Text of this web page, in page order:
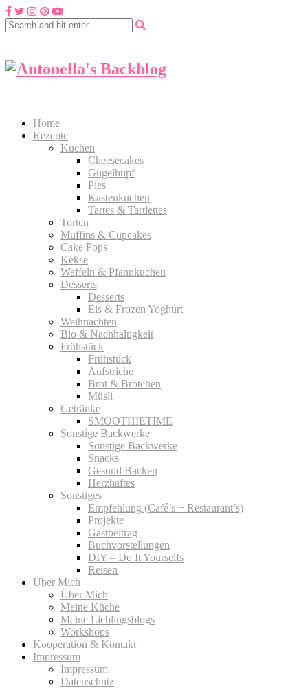
Home
Rezepte
Kuchen
Cheesecakes
Gugelhupf
Pies
Kastenkuchen
Tartes & Tartlettes
Torten
Muffins & Cupcakes
Cake Pops
Kekse
Waffeln & Pfannkuchen
Desserts
Desserts
Eis & Frozen Yoghurt
Weihnachten
Bio & Nachhaltigkeit
Frühstück
Frühstück
Aufstriche
Brot & Brötchen
Müsli
Getränke
SMOOTHIETIME
Sonstige Backwerke
Sonstige Backwerke
Snacks
Gesund Backen
Herzhaftes
Sonstiges
Empfehlung (Café’s + Restaurant’s)
Projekte
Gastbeitrag
Buchvorstellungen
DIY – Do It Yourselfs
Reisen
Über Mich
Über Mich
Meine Küche
Meine Lieblingsblogs
Workshops
Kooperation & Kontakt
Impressum
Impressum
Datenschutz